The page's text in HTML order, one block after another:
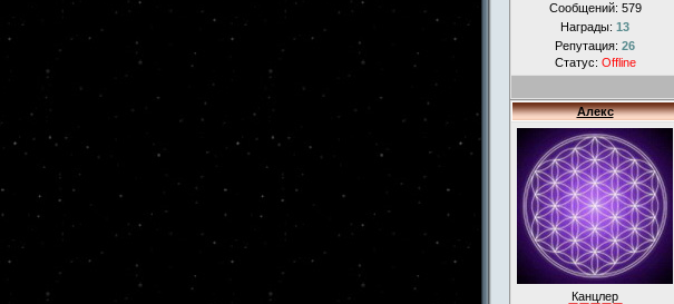
Сообщений: 579
Награды: 13
Репутация: 26
Статус: Offline
Алекс
Канцлер